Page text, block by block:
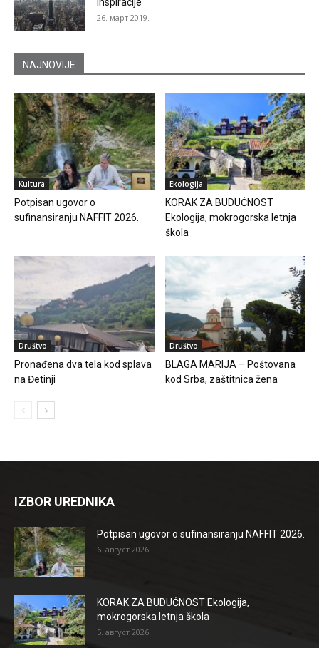
inspiracije
26. март 2019.
NAJNOVIJE
Kultura
Potpisan ugovor o
sufinansiranju NAFFIT 2026.
Ekologija
KORAK ZA BUDUĆNOST
Ekologija, mokrogorska letnja
škola
Društvo
Pronađena dva tela kod splava
na Đetinji
Društvo
BLAGA MARIJA – Poštovana
kod Srba, zaštitnica žena
IZBOR UREDNIKA
Potpisan ugovor o sufinansiranju NAFFIT 2026.
6. август 2026.
KORAK ZA BUDUĆNOST Ekologija,
mokrogorska letnja škola
5. август 2026.